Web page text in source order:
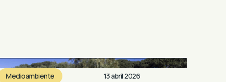
Medioambiente 13 abril 2026